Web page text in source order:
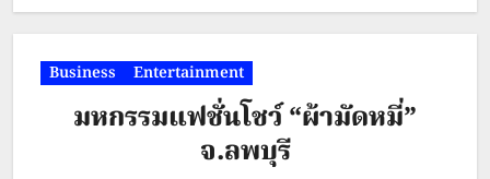
Business Entertainment
มหกรรมแฟชั่นโชว์ “ผ้ามัดหมี่”
จ.ลพบุรี